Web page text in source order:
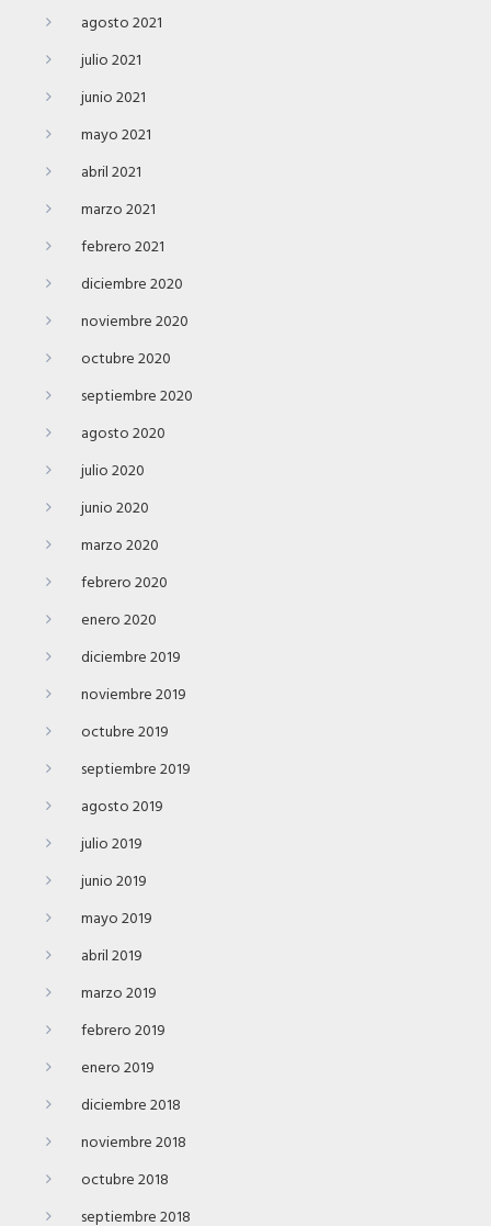
agosto 2021
julio 2021
junio 2021
mayo 2021
abril 2021
marzo 2021
febrero 2021
diciembre 2020
noviembre 2020
octubre 2020
septiembre 2020
agosto 2020
julio 2020
junio 2020
marzo 2020
febrero 2020
enero 2020
diciembre 2019
noviembre 2019
octubre 2019
septiembre 2019
agosto 2019
julio 2019
junio 2019
mayo 2019
abril 2019
marzo 2019
febrero 2019
enero 2019
diciembre 2018
noviembre 2018
octubre 2018
septiembre 2018